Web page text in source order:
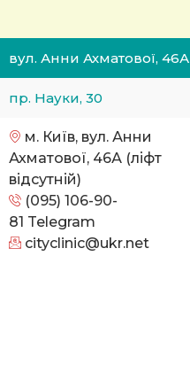
вул. Анни Ахматової, 46А
м. Київ, вул. Анни
Ахматової, 46А (ліфт
відсутній)
(095) 106-90-
81 Telegram
cityclinic@ukr.net
пр. Науки, 30